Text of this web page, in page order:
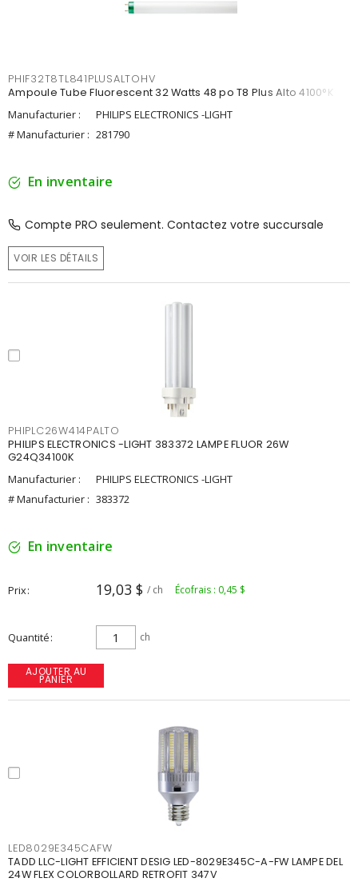
PHIF32T8TL841PLUSALTOHV
Ampoule Tube Fluorescent 32 Watts 48 po T8 Plus Alto 4100°K
Manufacturier :
PHILIPS ELECTRONICS -LIGHT
# Manufacturier : 281790
En inventaire
Compte PRO seulement. Contactez votre succursale
VOIR LES DÉTAILS
PHIPLC26W414PALTO
PHILIPS ELECTRONICS -LIGHT 383372 LAMPE FLUOR 26W
G24Q34100K
Manufacturier :
PHILIPS ELECTRONICS -LIGHT
# Manufacturier : 383372
En inventaire
Prix 19,03 $ / ch Écofrais : 0,45 $
Quantité ch
AJOUTER AU
PANIER
LED8029E345CAFW
TADD LLC-LIGHT EFFICIENT DESIG LED-8029E345C-A-FW LAMPE DEL
24W FLEX COLORBOLLARD RETROFIT 347V